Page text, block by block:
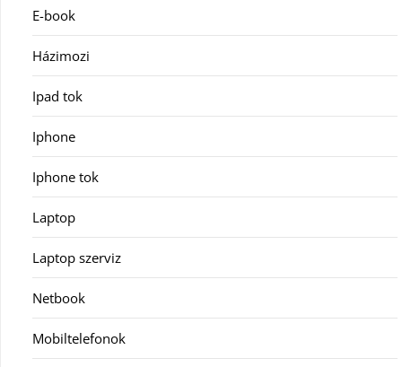
E-book
Házimozi
Ipad tok
Iphone
Iphone tok
Laptop
Laptop szerviz
Netbook
Mobiltelefonok